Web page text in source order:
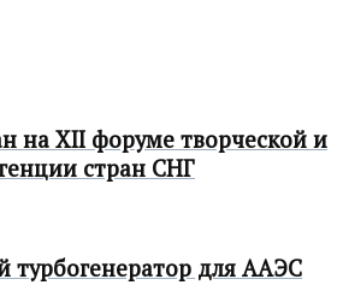
на XII форуме творческой и
стран СНГ
турбогенератор для ААЭС